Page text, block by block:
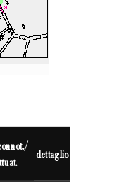
dettaglio